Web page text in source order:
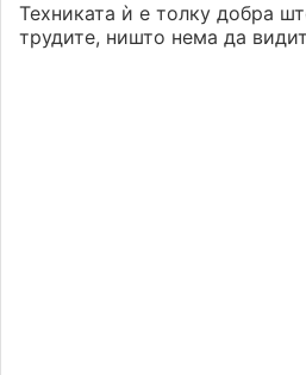
Техниката ѝ е толку добра
трудите, ништо нема да